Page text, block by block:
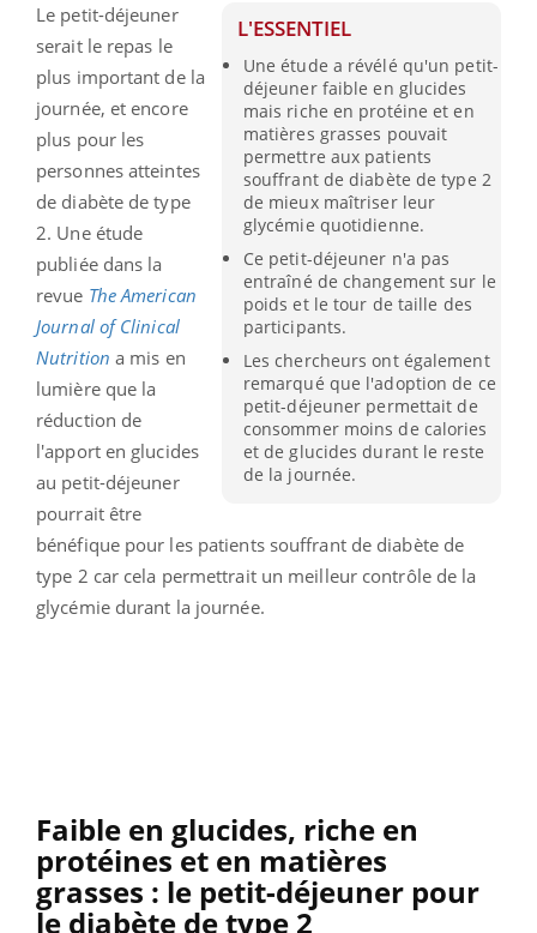
L'ESSENTIEL
Une étude a révélé qu'un petit-
déjeuner faible en glucides
mais riche en protéine et en
matières grasses pouvait
permettre aux patients
souffrant de diabète de type 2
de mieux maîtriser leur
glycémie quotidienne.
Ce petit-déjeuner n'a pas
entraîné de changement sur le
poids et le tour de taille des
participants.
Les chercheurs ont également
remarqué que l'adoption de ce
petit-déjeuner permettait de
consommer moins de calories
et de glucides durant le reste
de la journée.
Le petit-déjeuner
serait le repas le
plus important de la
journée, et encore
plus pour les
personnes atteintes
de diabète de type
2. Une étude
publiée dans la
revue The American
Journal of Clinical
Nutrition a mis en
lumière que la
réduction de
l'apport en glucides
au petit-déjeuner
pourrait être
bénéfique pour les patients souffrant de diabète de
type 2 car cela permettrait un meilleur contrôle de la
glycémie durant la journée.
Faible en glucides, riche en
protéines et en matières
grasses : le petit-déjeuner pour
le diabète de type 2